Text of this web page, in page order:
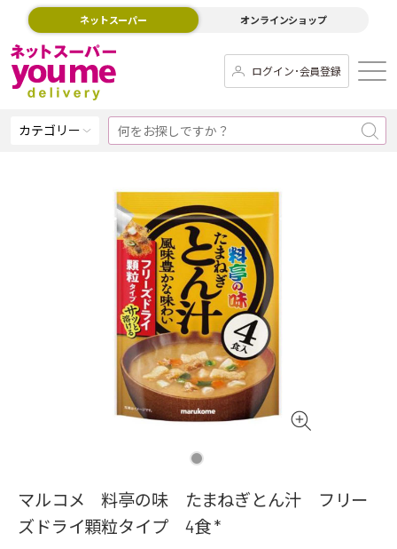
ネットスーパー オンラインショップ
ログイン･会員登録
カテゴリー
マルコメ 料亭の味 たまねぎとん汁 フリー
ズドライ顆粒タイプ 4食 *